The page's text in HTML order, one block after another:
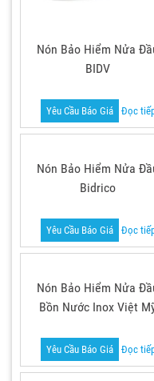
Nón Bảo Hiểm Nửa
BIDV
Yêu Cầu Báo Giá Đọc
Nón Bảo Hiểm Nửa
Bidrico
Yêu Cầu Báo Giá Đọc
Nón Bảo Hiểm Nửa
Bồn Nước Inox Việt
Yêu Cầu Báo Giá Đọc